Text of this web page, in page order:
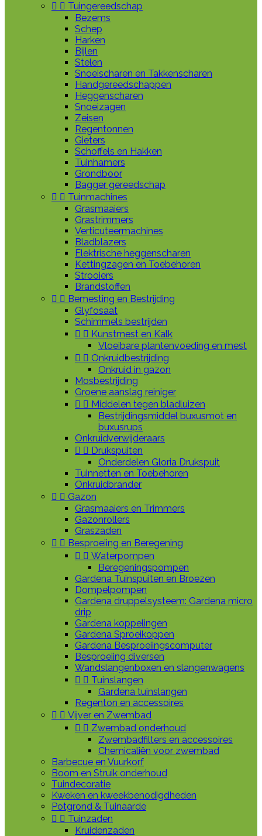
  Tuingereedschap
Bezems
Schep
Harken
Bijlen
Stelen
Snoeischaren en Takkenscharen
Handgereedschappen
Heggenscharen
Snoeizagen
Zeisen
Regentonnen
Gieters
Schoffels en Hakken
Tuinhamers
Grondboor
Bagger gereedschap
  Tuinmachines
Grasmaaiers
Grastrimmers
Verticuteermachines
Bladblazers
Elektrische heggenscharen
Kettingzagen en Toebehoren
Strooiers
Brandstoffen
  Bemesting en Bestrijding
Glyfosaat
Schimmels bestrijden
  Kunstmest en Kalk
Vloeibare plantenvoeding en mest
  Onkruidbestrijding
Onkruid in gazon
Mosbestrijding
Groene aanslag reiniger
  Middelen tegen bladluizen
Bestrijdingsmiddel buxusmot en
buxusrups
Onkruidverwijderaars
  Drukspuiten
Onderdelen Gloria Drukspuit
Tuinnetten en Toebehoren
Onkruidbrander
  Gazon
Grasmaaiers en Trimmers
Gazonrollers
Graszaden
  Besproeiing en Beregening
  Waterpompen
Beregeningspompen
Gardena Tuinspuiten en Broezen
Dompelpompen
Gardena druppelsysteem: Gardena micro
drip
Gardena koppelingen
Gardena Sproeikoppen
Gardena Besproeiingscomputer
Besproeiing diversen
Wandslangenboxen en slangenwagens
  Tuinslangen
Gardena tuinslangen
Regenton en accessoires
  Vijver en Zwembad
  Zwembad onderhoud
Zwembadfilters en accessoires
Chemicaliën voor zwembad
Barbecue en Vuurkorf
Boom en Struik onderhoud
Tuindecoratie
Kweken en kweekbenodigdheden
Potgrond & Tuinaarde
  Tuinzaden
Kruidenzaden